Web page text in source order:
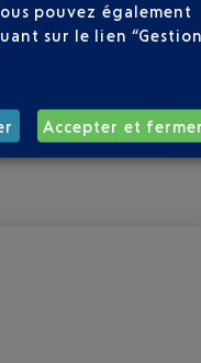
pouvez également
sur le lien “Gestion
Accepter et fermer